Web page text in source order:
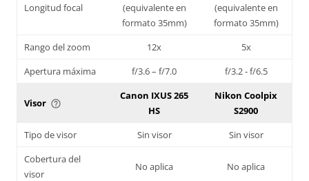
Longitud focal
(equivalente en
formato 35mm)
(equivalente en
formato 35mm)
Rango del zoom
12x
5x
Apertura máxima
f/3.6 – f/7.0 f/3.2 - f/6.5
Visor help_outline
Canon IXUS 265
HS
Nikon Coolpix
S2900
Tipo de visor
Sin visor
Sin visor
Cobertura del
visor
No aplica No aplica